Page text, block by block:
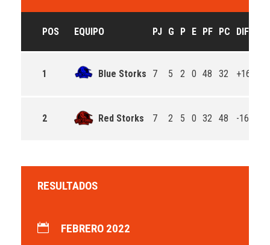
POS EQUIPO PJ G P E PF PC DIF
1 Blue Storks 7 5 2 0 48 32 +16
2 Red Storks 7 2 5 0 32 48 -16
RESULTADOS
FEBRERO 2022